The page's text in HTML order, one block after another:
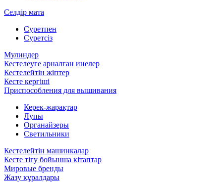
Селдір мата
Суретпен
Суретсіз
Мулиндер
Кестелеуге арналған инелер
Кестелейтін жіптер
Кесте кергіші
Приспособления для вышивания
Керек-жарақтар
Лупы
Органайзеры
Светильники
Кестелейтін машинкалар
Кесте тігу бойынша кітаптар
Мировые бренды
Жазу құралдары